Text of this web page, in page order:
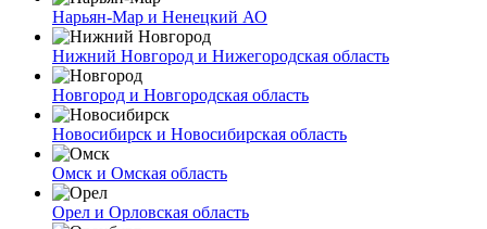
Нарьян-Мар и Ненецкий АО
Нижний Новгород и Нижегородская область
Новгород и Новгородская область
Новосибирск и Новосибирская область
Омск и Омская область
Орел и Орловская область